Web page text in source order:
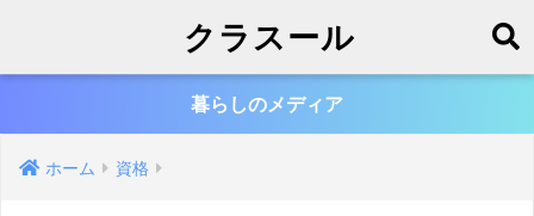
クラスール
暮らしのメディア
ホーム 資格